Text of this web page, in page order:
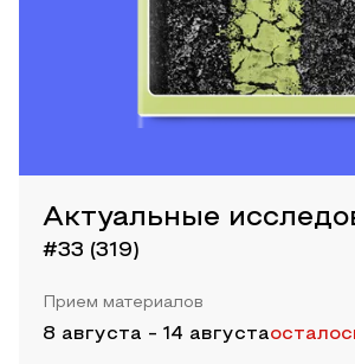
Актуальные
#33 (319)
Прием материалов
8 августа - 14 августа